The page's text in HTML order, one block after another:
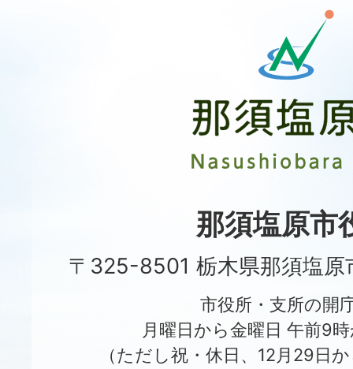
原
市
City
那須塩原市
〒325-8501 栃木県那須塩原
市役所・支所の開
月曜日から金曜日 午前9
（ただし祝・休日、12月29日